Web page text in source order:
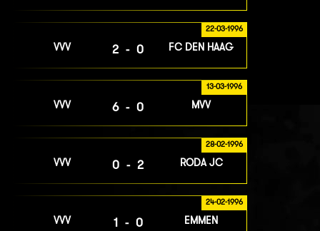
22-03-1996
VVV 2-0 FC DEN HAAG
13-03-1996
VVV 6-0 MVV
28-02-1996
VVV 0-2 RODA JC
24-02-1996
VVV 1-0 EMMEN